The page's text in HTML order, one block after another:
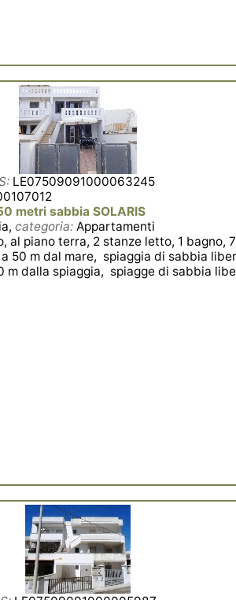
LE07509091000063245
metri sabbia SOLARIS
categoria: Appartamenti
al piano terra, 2 stanze letto, 1 bagno,
50 m dal mare, spiaggia di sabbia
m dalla spiaggia, spiagge di sabbia